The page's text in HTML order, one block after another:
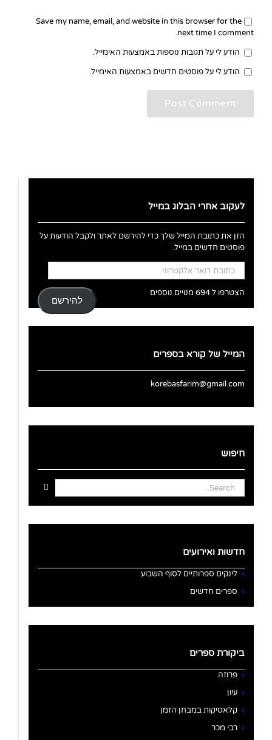
Save my name, email, and website in this browser for the
next time I comment.
הודע לי על תגובות נוספות באמצעות האימייל.
הודע לי על פוסטים חדשים באמצעות האימייל.
לעקוב אחרי הבלוג במייל
הזן את כתובת המייל שלך כדי להירשם לאתר ולקבל הודעות על
פוסטים חדשים במייל.
כתובת
דואר
אלקטרוני
להירשם
הצטרפו ל 694 מנויים נוספים
המייל של קורא בספרים
korebasfarim@gmail.com
חיפוש
Search
for:
חדשות ואירועים
לינקים ספרותיים לסוף השבוע
ספרים חדשים
ביקורת ספרים
פרוזה
עיון
קלאסיקות במבחן הזמן
רבי מכר